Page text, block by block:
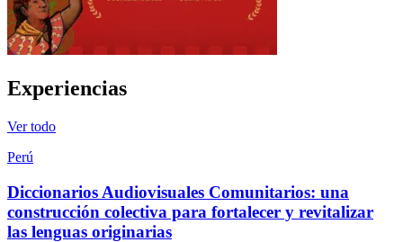
Experiencias
Ver todo
Perú
Diccionarios Audiovisuales Comunitarios: una
construcción colectiva para fortalecer y revitalizar
las lenguas originarias